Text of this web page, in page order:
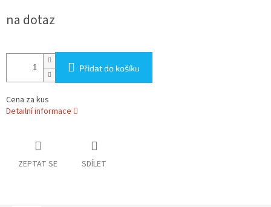
cena:
na dotaz
Přidat do košíku
Cena za kus
Detailní informace
ZEPTAT SE SDÍLET